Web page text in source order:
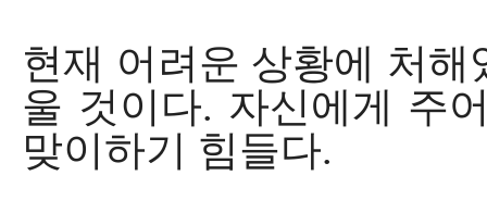
현재 어려운 상황에 처
울 것이다. 자신에게 주
맞이하기 힘들다.